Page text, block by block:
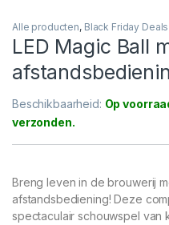
Alle producten, Black Friday Deals
LED Magic Ball
Beschikbaarheid: Op
Breng leven in de brouwerij
afstandsbediening! Deze
spectaculair schouwspel